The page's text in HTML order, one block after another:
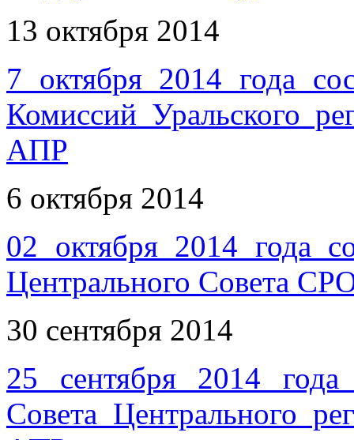
13 октября 2014
7 октября 2014 года
Комиссий Уральского
АПР
6 октября 2014
02 октября 2014 года
Центрального Совета
30 сентября 2014
25 сентября 2014 года
Совета Центрального